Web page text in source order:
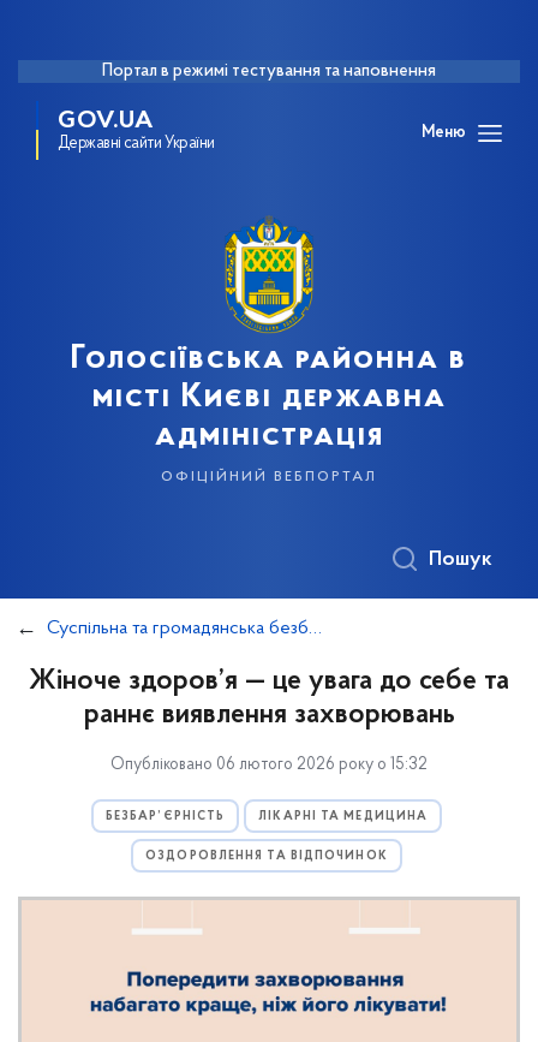
Портал в режимі тестування та наповнення
GOV.UA
Державні сайти України
Меню
Голосіївська районна в
місті Києві державна
адміністрація
офіційний вебпортал
Пошук
Суспільна та громадянська безбар’єрність
Жіноче здоров’я — це увага до себе та
раннє виявлення захворювань
Опубліковано 06 лютого 2026 року о 15:32
БЕЗБАР’ЄРНІСТЬ ЛІКАРНІ ТА МЕДИЦИНА
ОЗДОРОВЛЕННЯ ТА ВІДПОЧИНОК